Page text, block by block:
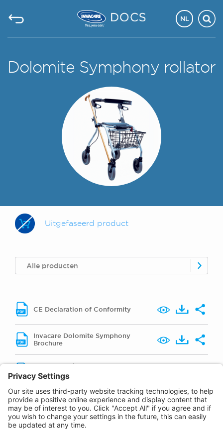
NL
Dolomite Symphony rollator
Uitgefaseerd product
Alle producten
CE Declaration of Conformity
Invacare Dolomite Symphony
Brochure
Invacare Dolomite Symphony
Onderdelen Catalogus